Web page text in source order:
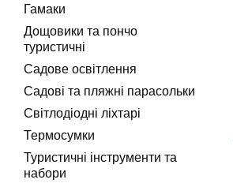
Гамаки
Дощовики та пончо
туристичні
Садове освітлення
Садові та пляжні парасольки
Світлодіодні ліхтарі
Термосумки
Туристичні інструменти та
набори